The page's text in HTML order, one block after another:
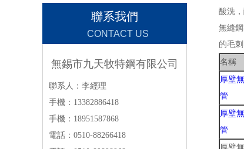
聯系我們
CONTACT US
無錫市九天牧特鋼有限公司
聯系人：李經理
手機：13382886418
手機：18951587868
電話：0510-88266418
酸洗
無縫
的毛刺
名稱
厚壁
管
厚壁
管